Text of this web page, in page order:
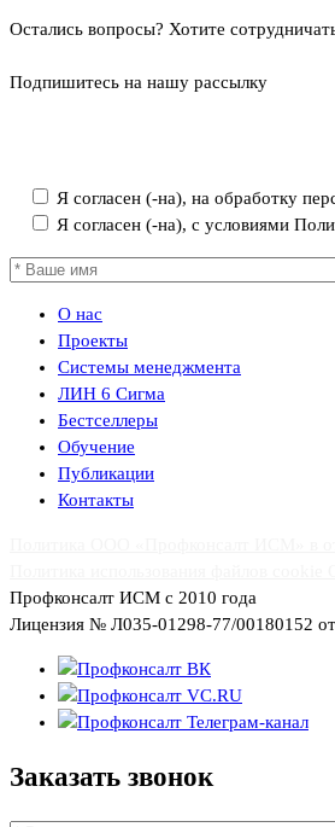
Остались вопросы? Хотите
Подпишитесь на нашу рассылку
Я согласен (-на), на обработку
Я согласен (-на), с условиями
О нас
Проекты
Системы менеджмента
ЛИН 6 Сигма
Бестселлеры
Обучение
Публикации
Контакты
Профконсалт ИСМ с 2010 года
Лицензия № Л035-01298-77/00180152 от
Заказать звонок